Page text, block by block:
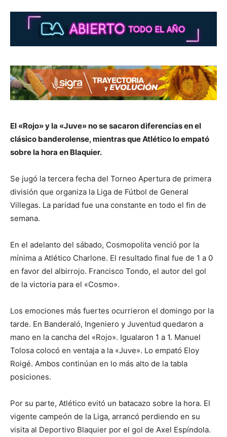
El «Rojo» y la «Juve» no se sacaron diferencias en el
clásico banderolense, mientras que Atlético lo empató
sobre la hora en Blaquier.
Se jugó la tercera fecha del Torneo Apertura de primera
división que organiza la Liga de Fútbol de General
Villegas. La paridad fue una constante en todo el fin de
semana.
En el adelanto del sábado, Cosmopolita venció por la
mínima a Atlético Charlone. El resultado final fue de 1 a 0
en favor del albirrojo. Francisco Tondo, el autor del gol
de la victoria para el «Cosmo».
Los emociones más fuertes ocurrieron el domingo por la
tarde. En Banderaló, Ingeniero y Juventud quedaron a
mano en la cancha del «Rojo». Igualaron 1 a 1. Manuel
Tolosa colocó en ventaja a la «Juve». Lo empató Eloy
Roigé. Ambos continúan en lo más alto de la tabla
posiciones.
Por su parte, Atlético evitó un batacazo sobre la hora. El
vigente campeón de la Liga, arrancó perdiendo en su
visita al Deportivo Blaquier por el gol de Axel Espíndola.